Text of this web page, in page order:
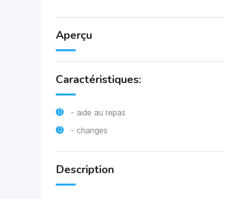
Aperçu
Caractéristiques:
- aide au repas
- changes
Description